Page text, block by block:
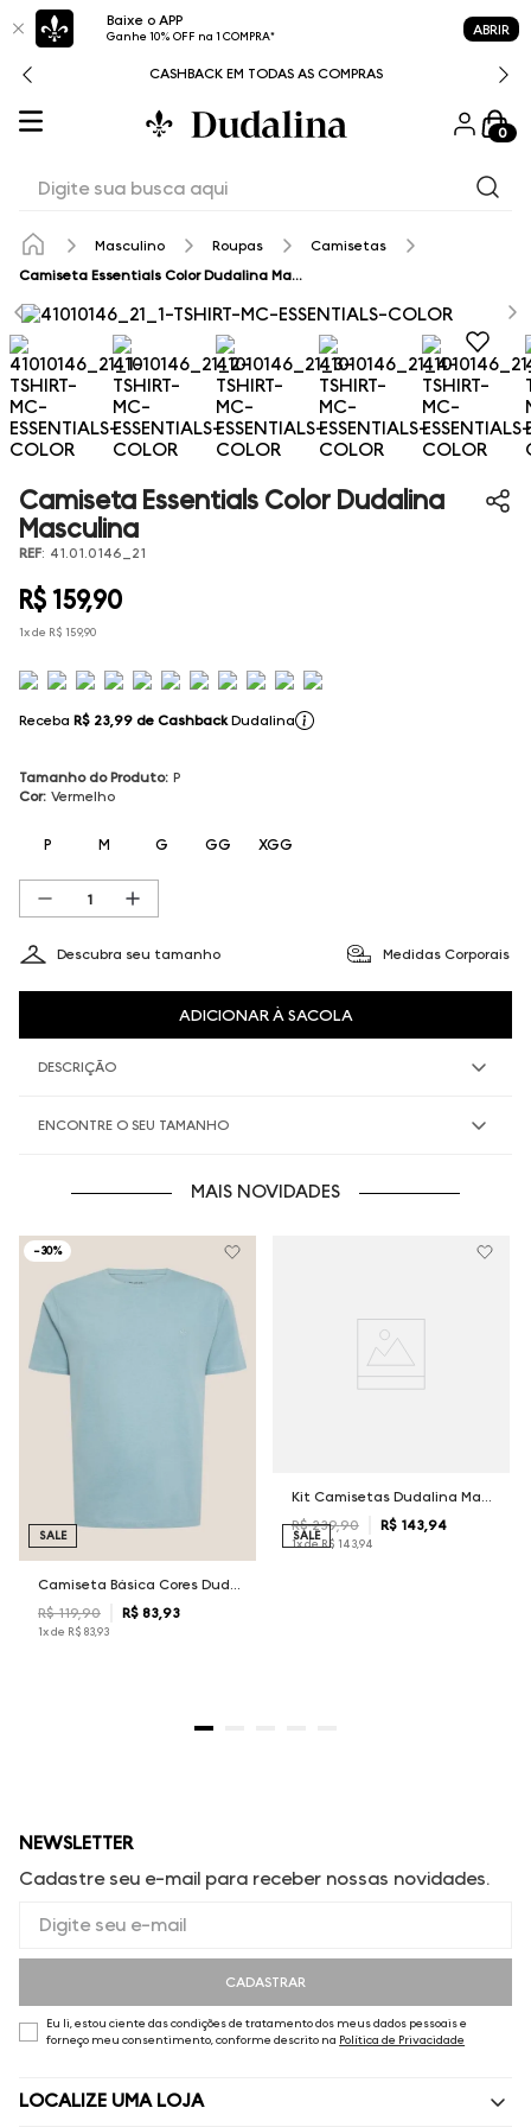
Baixe o APP
Ganhe 10% OFF na 1 COMPRA* ABRIR
CASHBACK EM TODAS AS COMPRAS
0
Masculino Roupas
Camisetas
Camiseta Essentials Color Dudalina Masculina
Camiseta Essentials Color Dudalina
Masculina
REF: 41.01.0146_21
R$159,90
1x de R$ 159,90
Receba R$ 23,99 de Cashback Dudalina
Tamanho do Produto: P
Cor: Vermelho
P M G GG XGG
Descubra seu tamanho Medidas Corporais
ADICIONAR À SACOLA
DESCRIÇÃO
ENCONTRE O SEU TAMANHO
MAIS NOVIDADES
-30%
R$ 119,90 R$ 83, 93
1x de R$ 83,93
SALE
Kit Camisetas Dudalina Masculina
R$ 239,90 R$ 143,94
1x deR$ 143,94
SALE
NEWSLETTER
Cadastre seu e-mail para receber nossas novidades.
CADASTRAR
Eu li, estou ciente das condições de tratamento dos meus dados pessoais e
forneço meu consentimento, conforme descrito na Política de Privacidade
LOCALIZE UMA LOJA